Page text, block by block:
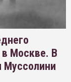
Москве. В
Муссолини